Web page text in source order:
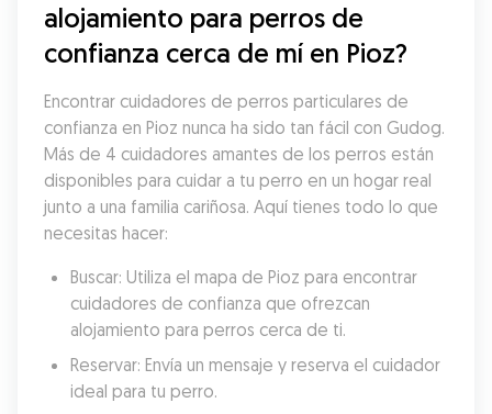
alojamiento para perros de
confianza cerca de mí en Pioz?
Encontrar cuidadores de perros particulares de
confianza en Pioz nunca ha sido tan fácil con Gudog.
Más de 4 cuidadores amantes de los perros están
disponibles para cuidar a tu perro en un hogar real
junto a una familia cariñosa. Aquí tienes todo lo que
necesitas hacer:
Buscar: Utiliza el mapa de Pioz para encontrar
cuidadores de confianza que ofrezcan
alojamiento para perros cerca de ti.
Reservar: Envía un mensaje y reserva el cuidador
ideal para tu perro.